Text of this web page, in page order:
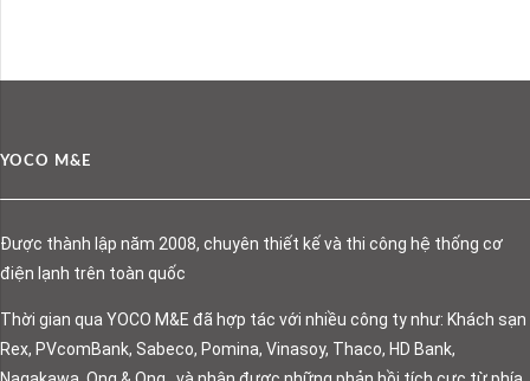
YOCO M&E
Được thành lập năm 2008, chuyên thiết kế và thi công hệ thống cơ
điện lạnh trên toàn quốc
Thời gian qua YOCO M&E đã hợp tác với nhiều công ty như: Khách sạn
Rex, PVcomBank, Sabeco, Pomina, Vinasoy, Thaco, HD Bank,